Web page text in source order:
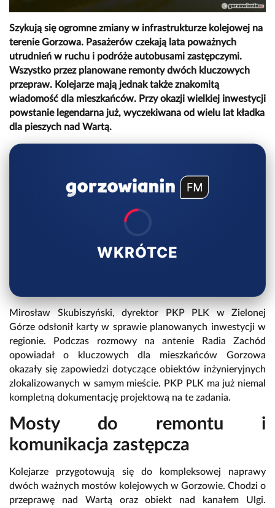
Szykują się ogromne zmiany w infrastrukturze kolejowej na
terenie Gorzowa. Pasażerów czekają lata poważnych
utrudnień w ruchu i podróże autobusami zastępczymi.
Wszystko przez planowane remonty dwóch kluczowych
przepraw. Kolejarze mają jednak także znakomitą
wiadomość dla mieszkańców. Przy okazji wielkiej inwestycji
powstanie legendarna już, wyczekiwana od wielu lat kładka
dla pieszych nad Wartą.
WKRÓTCE
Mirosław Skubiszyński, dyrektor PKP PLK w Zielonej
Górze odsłonił karty w sprawie planowanych inwestycji w
regionie. Podczas rozmowy na antenie Radia Zachód
opowiadał o kluczowych dla mieszkańców Gorzowa
okazały się zapowiedzi dotyczące obiektów inżynieryjnych
zlokalizowanych w samym mieście. PKP PLK ma już niemal
kompletną dokumentację projektową na te zadania.
Mosty do remontu i
komunikacja zastępcza
Kolejarze przygotowują się do kompleksowej naprawy
dwóch ważnych mostów kolejowych w Gorzowie. Chodzi o
przeprawę nad Wartą oraz obiekt nad kanałem Ulgi.